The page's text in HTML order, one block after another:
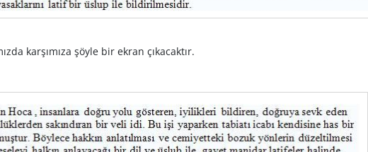
karşımıza şöyle bir ekran çıkacaktır.